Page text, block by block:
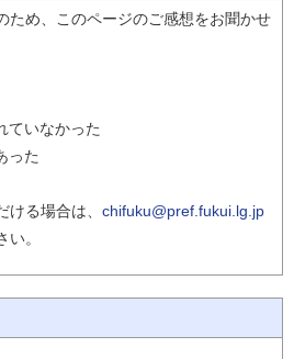
ため、このページのご感想をお聞かせ
ていなかった
った
ける場合は、 chifuku@pref.fukui.lg.jp
。